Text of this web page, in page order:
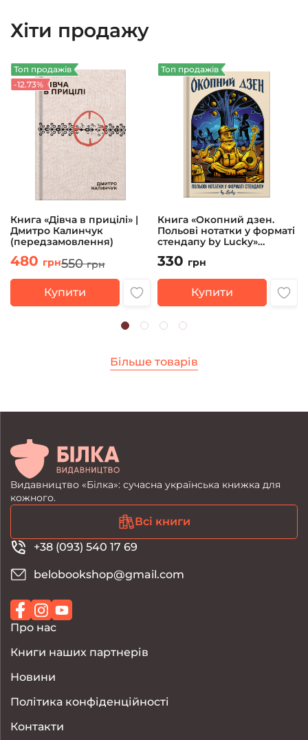
Хіти продажу
Топ продажів
-12.73%
Книга «Дівча в прицілі» |
Дмитро Калинчук
(передзамовлення)
480 грн550 грн
Купити
Топ продажів
Книга «Окопний дзен.
Польові нотатки у форматі
стендапу by Lucky»
Андрій Юрков
330 грн
Купити
Більше товарів
Видавництво «Білка»: сучасна українська книжка для
кожного.
Всі книги
Про нас
Книги наших партнерів
Новини
Політика конфіденційності
Контакти
+38 (093) 540 17 69
belobookshop@gmail.com